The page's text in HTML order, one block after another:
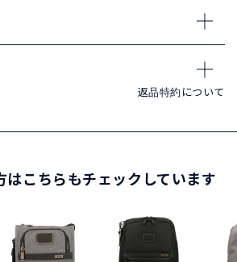
返品特約について
はこちらもチェックしています